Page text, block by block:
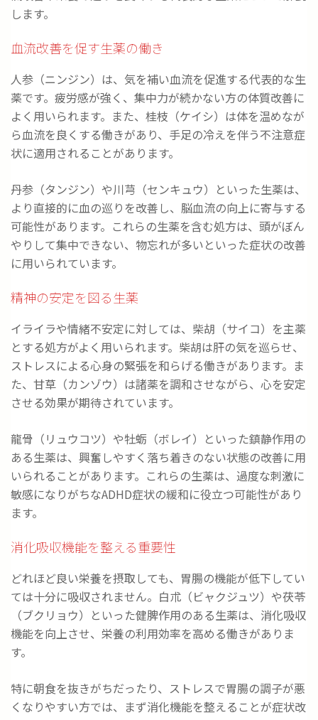
します。
血流改善を促す生薬の働き
人参（ニンジン）は、気を補い血流を促進する代表的な生
薬です。疲労感が強く、集中力が続かない方の体質改善に
よく用いられます。また、桂枝（ケイシ）は体を温めなが
ら血流を良くする働きがあり、手足の冷えを伴う不注意症
状に適用されることがあります。
丹参（タンジン）や川芎（センキュウ）といった生薬は、
より直接的に血の巡りを改善し、脳血流の向上に寄与する
可能性があります。これらの生薬を含む処方は、頭がぼん
やりして集中できない、物忘れが多いといった症状の改善
に用いられています。
精神の安定を図る生薬
イライラや情緒不安定に対しては、柴胡（サイコ）を主薬
とする処方がよく用いられます。柴胡は肝の気を巡らせ、
ストレスによる心身の緊張を和らげる働きがあります。ま
た、甘草（カンゾウ）は諸薬を調和させながら、心を安定
させる効果が期待されています。
龍骨（リュウコツ）や牡蛎（ボレイ）といった鎮静作用の
ある生薬は、興奮しやすく落ち着きのない状態の改善に用
いられることがあります。これらの生薬は、過度な刺激に
敏感になりがちなADHD症状の緩和に役立つ可能性があり
ます。
消化吸収機能を整える重要性
どれほど良い栄養を摂取しても、胃腸の機能が低下してい
ては十分に吸収されません。白朮（ビャクジュツ）や茯苓
（ブクリョウ）といった健脾作用のある生薬は、消化吸収
機能を向上させ、栄養の利用効率を高める働きがありま
す。
特に朝食を抜きがちだったり、ストレスで胃腸の調子が悪
くなりやすい方では、まず消化機能を整えることが症状改